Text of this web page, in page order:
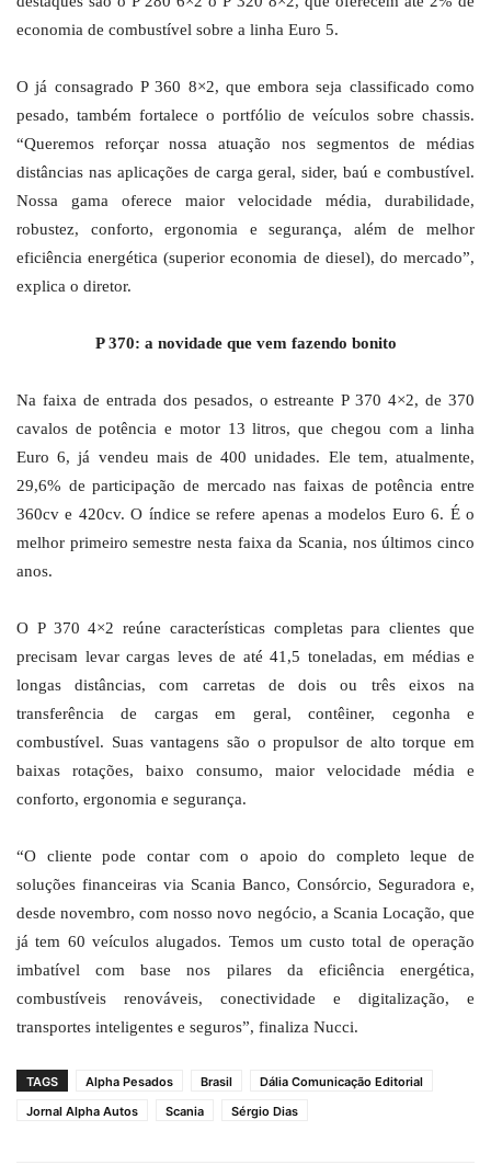
economia de combustível sobre a linha Euro 5.
O já consagrado P 360 8×2, que embora seja classificado como
pesado, também fortalece o portfólio de veículos sobre chassis.
“Queremos reforçar nossa atuação nos segmentos de médias
distâncias nas aplicações de carga geral, sider, baú e combustível.
Nossa gama oferece maior velocidade média, durabilidade,
robustez, conforto, ergonomia e segurança, além de melhor
eficiência energética (superior economia de diesel), do mercado”,
explica o diretor.
P 370: a novidade que vem fazendo bonito
Na faixa de entrada dos pesados, o estreante P 370 4×2, de 370
cavalos de potência e motor 13 litros, que chegou com a linha
Euro 6, já vendeu mais de 400 unidades. Ele tem, atualmente,
29,6% de participação de mercado nas faixas de potência entre
360cv e 420cv. O índice se refere apenas a modelos Euro 6. É o
melhor primeiro semestre nesta faixa da Scania, nos últimos cinco
anos.
O P 370 4×2 reúne características completas para clientes que
precisam levar cargas leves de até 41,5 toneladas, em médias e
longas distâncias, com carretas de dois ou três eixos na
transferência de cargas em geral, contêiner, cegonha e
combustível. Suas vantagens são o propulsor de alto torque em
baixas rotações, baixo consumo, maior velocidade média e
conforto, ergonomia e segurança.
“O cliente pode contar com o apoio do completo leque de
soluções financeiras via Scania Banco, Consórcio, Seguradora e,
desde novembro, com nosso novo negócio, a Scania Locação, que
já tem 60 veículos alugados. Temos um custo total de operação
imbatível com base nos pilares da eficiência energética,
combustíveis renováveis, conectividade e digitalização, e
transportes inteligentes e seguros”, finaliza Nucci.
TAGS Alpha Pesados Brasil
Dália Comunicação Editorial
Jornal Alpha Autos
Scania Sérgio Dias